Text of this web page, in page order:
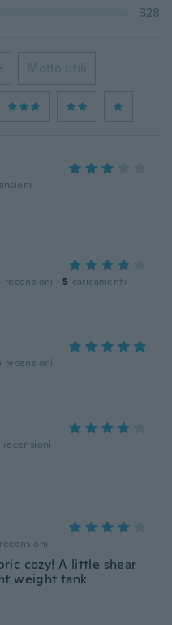
328
Molto utili
recensioni · 5 caricamenti
recensioni
recensioni
recensioni
cozy! A little shear
weight tank